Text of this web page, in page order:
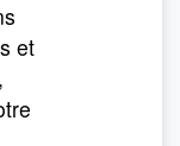
et